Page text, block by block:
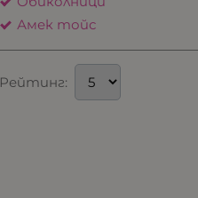
Амек тойс
Рейтинг: